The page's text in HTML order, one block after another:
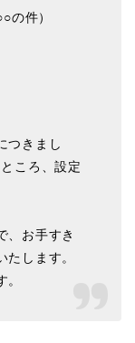
の件）
つきまし
ころ、設定
、お手すき
します。